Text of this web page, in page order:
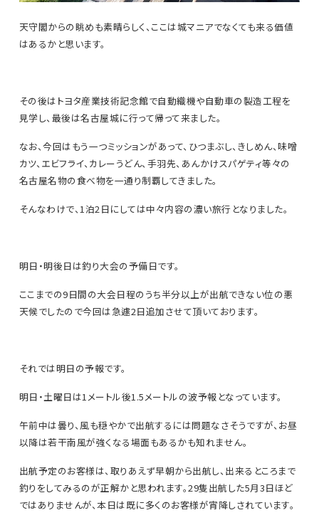
天守閣からの眺めも素晴らしく、ここは城マニアでなくても来る価値
はあるかと思います。
その後はトヨタ産業技術記念館で自動織機や自動車の製造工程を
見学し、最後は名古屋城に行って帰って来ました。
なお、今回はもう一つミッションがあって、ひつまぶし、きしめん、味噌
カツ、エビフライ、カレーうどん、手羽先、あんかけスパゲティ等々の
名古屋名物の食べ物を一通り制覇してきました。
そんなわけで、1泊2日にしては中々内容の濃い旅行となりました。
明日・明後日は釣り大会の予備日です。
ここまでの9日間の大会日程のうち半分以上が出航できない位の悪
天候でしたので今回は急遽2日追加させて頂いております。
それでは明日の予報です。
明日・土曜日は1メートル後1.5メートルの波予報となっています。
午前中は曇り、風も穏やかで出航するには問題なさそうですが、お昼
以降は若干南風が強くなる場面もあるかも知れません。
出航予定のお客様は、取りあえず早朝から出航し、出来るところまで
釣りをしてみるのが正解かと思われます。29隻出航した5月3日ほど
ではありませんが、本日は既に多くのお客様が宵降しされています。